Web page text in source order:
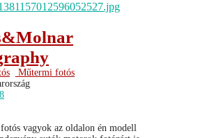
Műtermi fotós
vagyok az oldalon én modell